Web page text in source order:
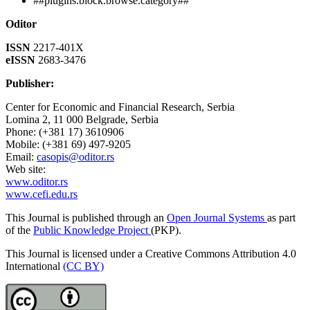
Oditor
ISSN 2217-401X
eISSN 2683-3476
Publisher:
Center for Economic and Financial Research, Serbia
Lomina 2, 11 000 Belgrade, Serbia
Phone: (+381 17) 3610906
Mobile: (+381 69) 497-9205
Email: casopis@oditor.rs
Web site:
www.oditor.rs
www.cefi.edu.rs
This Journal is published through an Open Journal Systems as part
of the Public Knowledge Project (PKP).
This Journal is licensed under a Creative Commons Attribution 4.0
International (CC BY)